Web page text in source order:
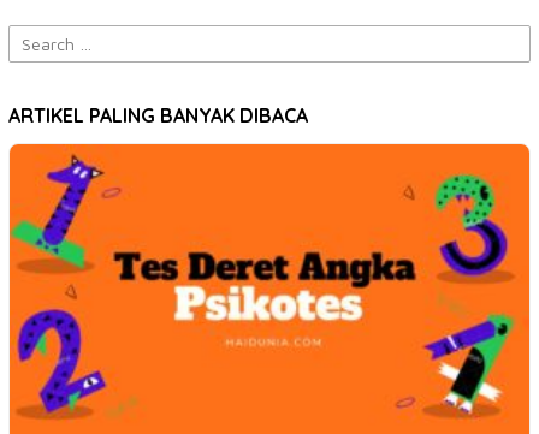
Search
for:
ARTIKEL PALING BANYAK DIBACA